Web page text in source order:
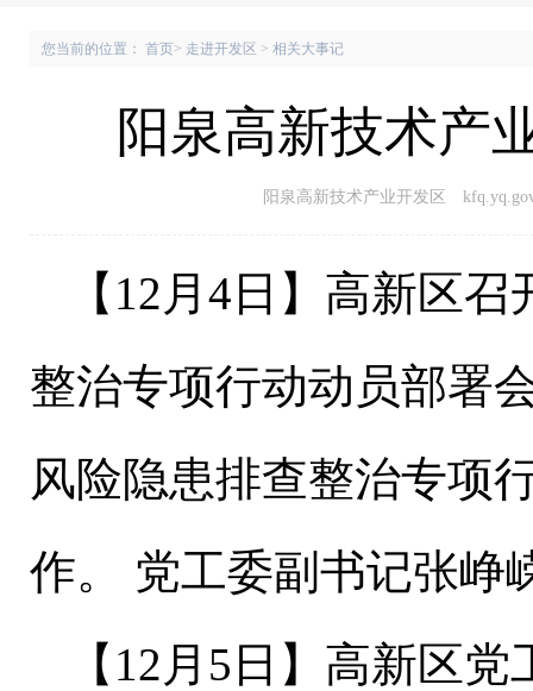
您当前的位置： 首页> 走进开发区 > 相关大事记
阳泉高新技术产
阳泉高新技术产业开发区
【 12 月 4 日 】 高新区召
整治专项行动动员部署
风险隐患排查整治专项
作。
党工委副书记张峥
【 12 月 5 日 】 高新区党